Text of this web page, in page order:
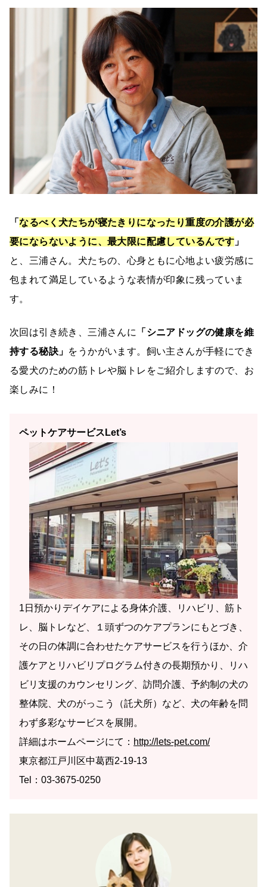
「なるべく犬たちが寝たきりになったり重度の介護が必
要にならないように、最大限に配慮しているんです 」
と、三浦さん。犬たちの、心身ともに心地よい疲労感に
包まれて満足しているような表情が印象に残っていま
す。
次回は引き続き、三浦さんに
「シニアドッグの健康を維
持する秘訣」 をうかがいます。飼い主さんが手軽にでき
る愛犬のための筋トレや脳トレをご紹介しますので、お
楽しみに！
ペットケアサービスLet’s
1日預かりデイケアによる身体介護、リハビリ、筋ト
レ、脳トレなど、１頭ずつのケアプランにもとづき、
その日の体調に合わせたケアサービスを行うほか、介
護ケアとリハビリプログラム付きの長期預かり、リハ
ビリ支援のカウンセリング、訪問介護、予約制の犬の
整体院、犬のがっこう（託犬所）など、犬の年齢を問
わず多彩なサービスを展開。
詳細はホームページにて： http://lets-pet.com/
東京都江戸川区中葛西2-19-13
Tel：03-3675-0250